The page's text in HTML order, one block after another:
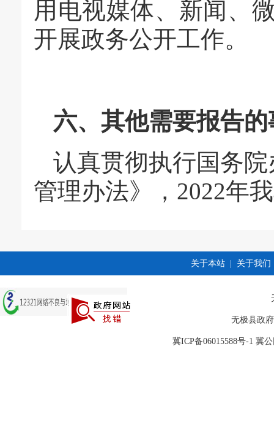
用电视媒体、新闻、
开展政务公开工作。
六、其他需要报告的
认真贯彻执行国务
管理办法》，2022年